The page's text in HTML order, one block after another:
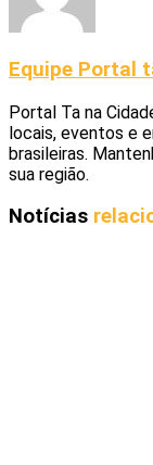
Equipe Portal
Portal Ta na
locais, eventos e
brasileiras.
sua região.
Notícias